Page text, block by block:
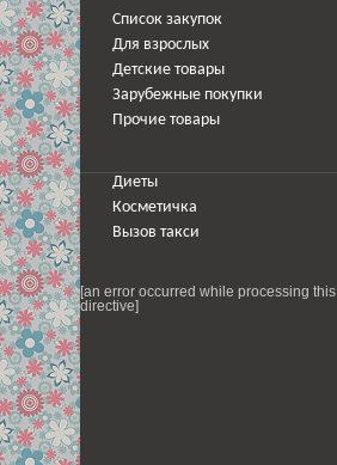
Список закупок
Для взрослых
Детские товары
Зарубежные покупки
Прочие товары
Диеты
Косметичка
Вызов такси
[an error occurred while processing this
directive]